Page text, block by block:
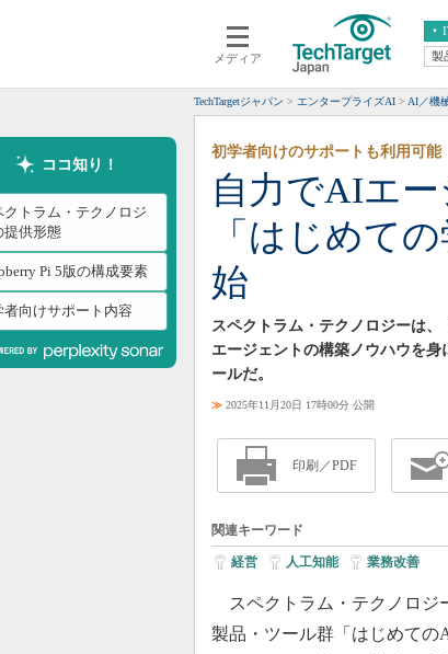
メディア
クラウド
スマートモバイル
ネットワーク
システム運用管理
エンタ
ERP
CX
情報系シ
製
TechTargetジャパン エンタープライズAI AI／機
ココ知り！
クトラム・テクノロジ
提供形態
Pi 5版の構成要素
者向けサポート内容
自力でAIエ
「はじめて
始
初学者向けのサポートも利用可能
スペクトラム・テクノロジーは
エージェントの構築ノウハウを
ールだ。
≫ 2025年11月20日 17時00分 公開
印刷／PDF
関連キーワード
経営 人工知能| 業務改善
スペクトラム・テクノロジ
製品・ツール群「はじめて